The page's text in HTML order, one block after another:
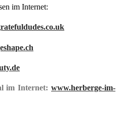
im Internet:
im Internet: www.herberge-im-